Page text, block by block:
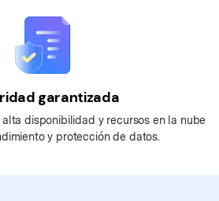
garantizada
disponibilidad y recursos en la nube
y protección de datos.